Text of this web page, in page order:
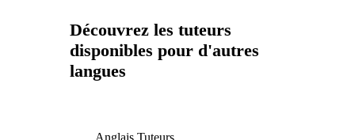
Découvrez les tuteurs
disponibles pour d'autres
langues
Anglais Tuteurs